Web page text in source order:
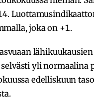
joka on +1.
yli normaalina
edelliskuun